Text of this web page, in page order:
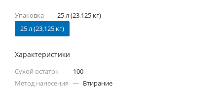
Упаковка — 25 л (23,125 кг)
25 л (23,125 кг)
Характеристики
Сухой остаток — 100
Метод нанесения — Втирание